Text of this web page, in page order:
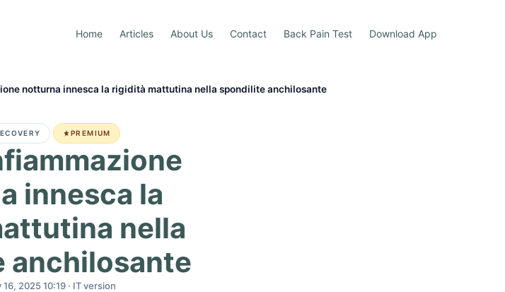
Home Articles About Us Contact Back Pain Test Download App
notturna innesca la rigidità mattutina nella spondilite anchilosante
PREMIUM
innesca la
nella
anchilosante
2025 10:19 · IT version